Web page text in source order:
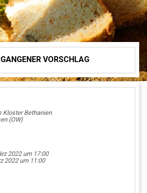
VORSCHLAG
Kloster Bethanien
(OW)
2022 um 17:00
2022 um 11:00